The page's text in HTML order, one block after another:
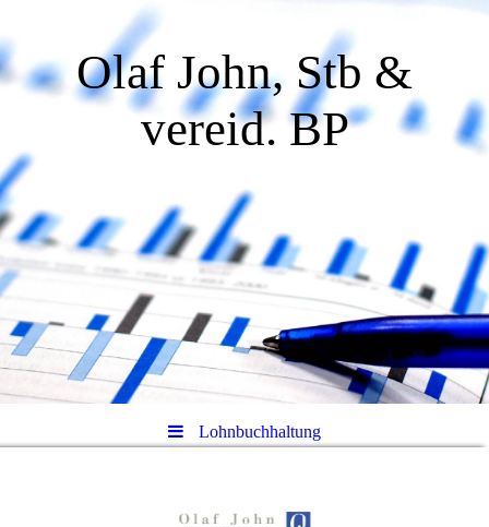
Olaf John, Stb &
vereid. BP
Lohnbuchhaltung